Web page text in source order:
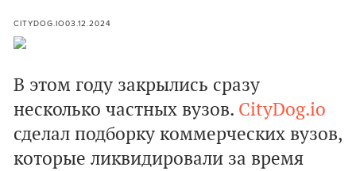
CITYDOG.IO03.12.2024
В этом году закрылись сразу
несколько частных вузов. CityDog.io
сделал подборку коммерческих вузов,
которые ликвидировали за время